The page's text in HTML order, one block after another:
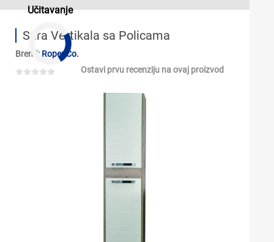
Učitavanje
Sara Vertikala sa Policama
Brend: Roper Co.
Ostavi prvu recenziju na ovaj proizvod